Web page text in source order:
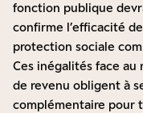
fonction publique
confirme l’efficacité
protection sociale
Ces inégalités face
de revenu obligent à
complémentaire pour